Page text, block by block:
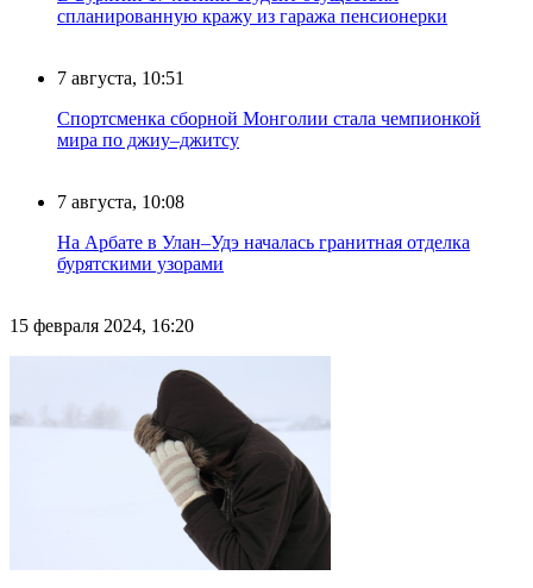
спланированную кражу из гаража пенсионерки
7 августа, 10:51
Спортсменка сборной Монголии стала чемпионкой
мира по джиу–джитсу
7 августа, 10:08
На Арбате в Улан–Удэ началась гранитная отделка
бурятскими узорами
15 февраля 2024, 16:20